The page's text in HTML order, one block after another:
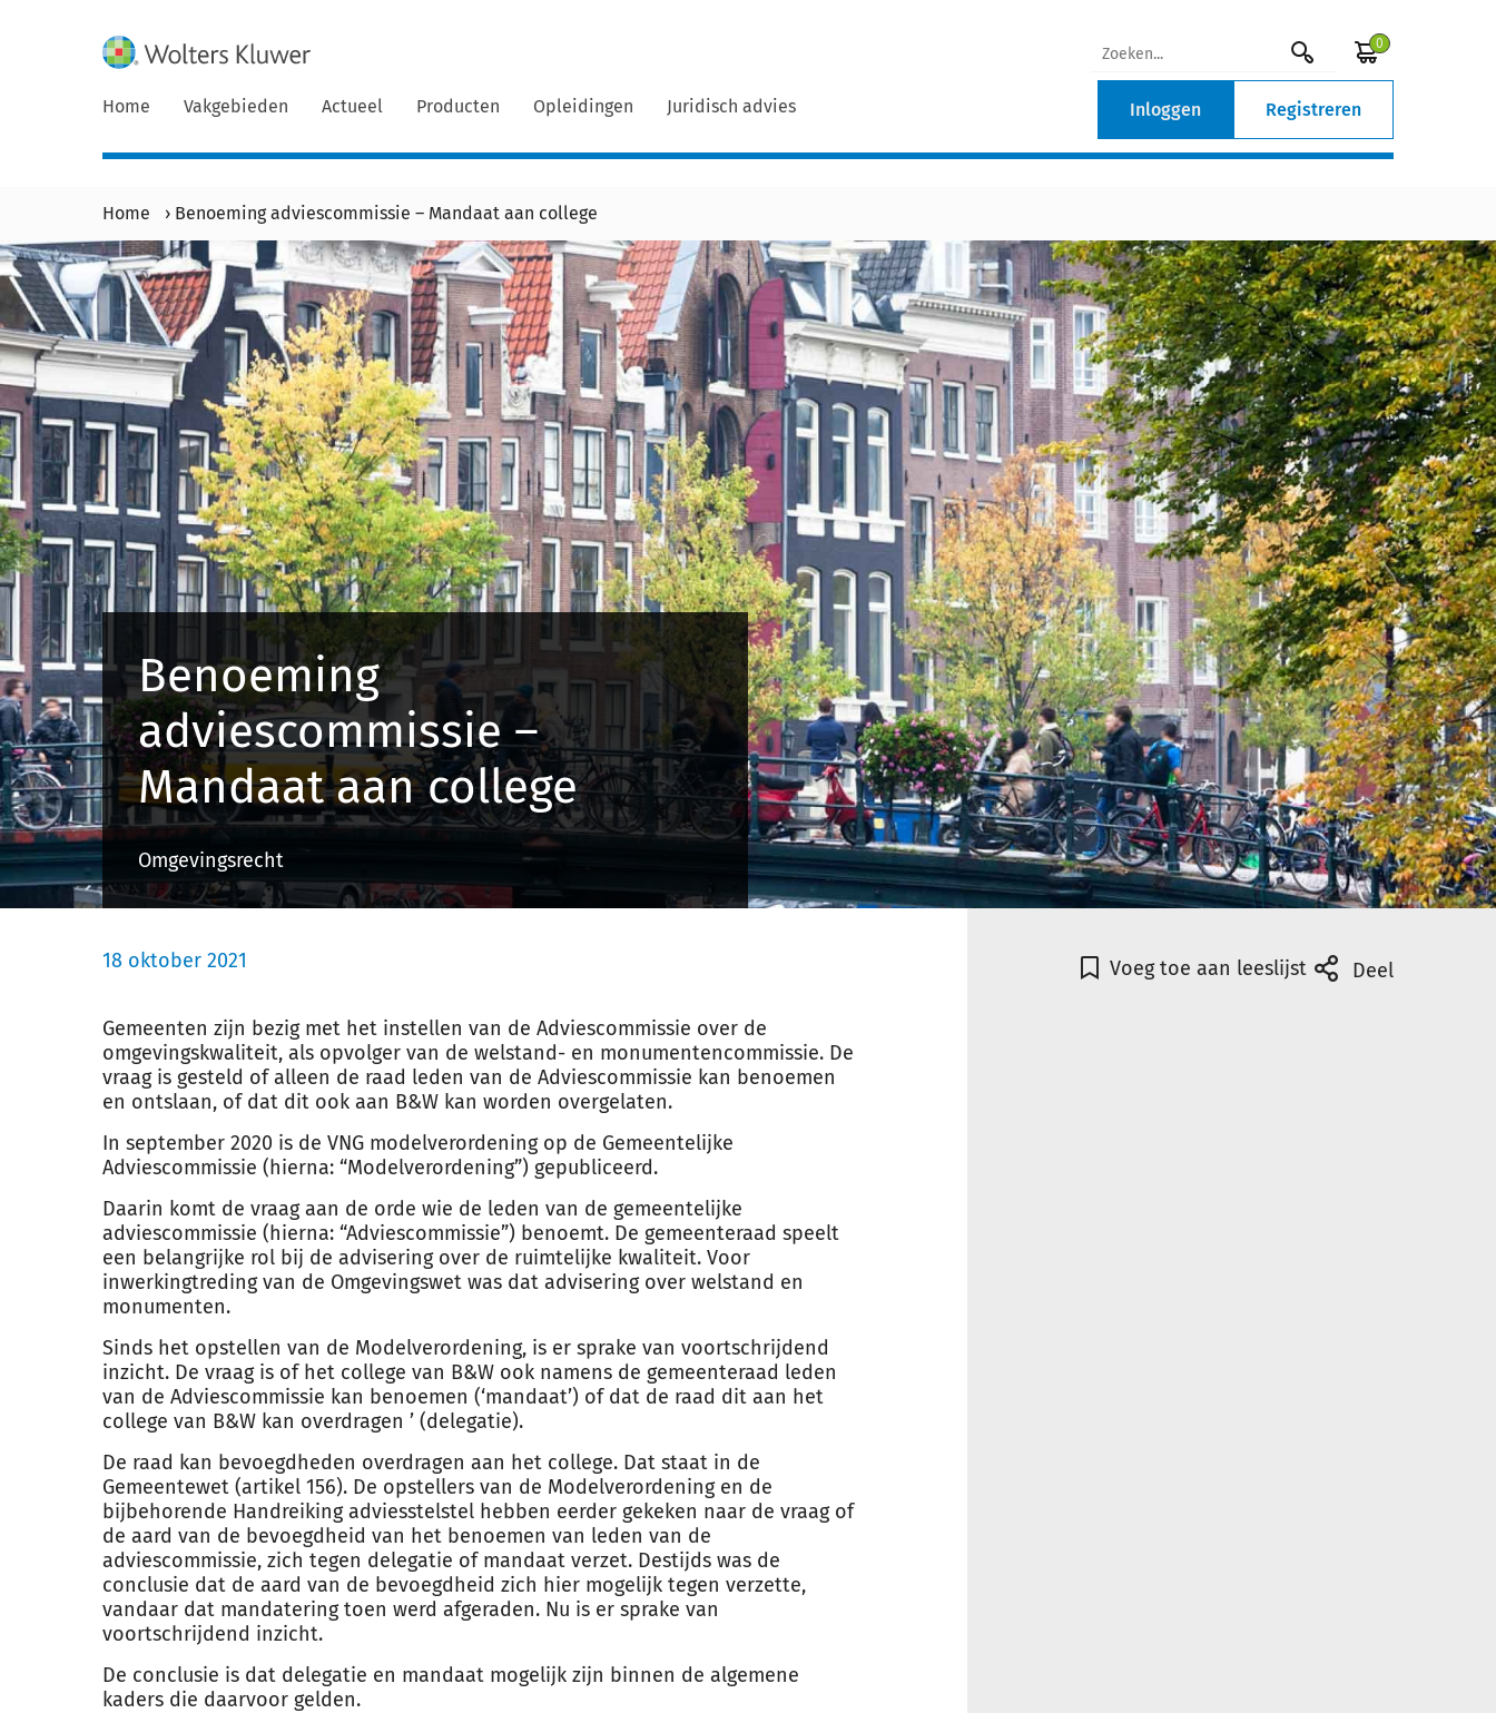
0
Home Vakgebieden Actueel Producten Opleidingen Juridisch advies Inloggen Registreren
Home › Benoeming adviescommissie – Mandaat aan college
Benoeming
adviescommissie –
Mandaat aan college
Omgevingsrecht
18 oktober 2021
Gemeenten zijn bezig met het instellen van de Adviescommissie over de
omgevingskwaliteit, als opvolger van de welstand- en monumentencommissie. De
vraag is gesteld of alleen de raad leden van de Adviescommissie kan benoemen
en ontslaan, of dat dit ook aan B&W kan worden overgelaten.
In september 2020 is de VNG modelverordening op de Gemeentelijke
Adviescommissie (hierna: “Modelverordening”) gepubliceerd.
Daarin komt de vraag aan de orde wie de leden van de gemeentelijke
adviescommissie (hierna: “Adviescommissie”) benoemt. De gemeenteraad speelt
een belangrijke rol bij de advisering over de ruimtelijke kwaliteit. Voor
inwerkingtreding van de Omgevingswet was dat advisering over welstand en
monumenten.
Sinds het opstellen van de Modelverordening, is er sprake van voortschrijdend
inzicht. De vraag is of het college van B&W ook namens de gemeenteraad leden
van de Adviescommissie kan benoemen (‘mandaat’) of dat de raad dit aan het
college van B&W kan overdragen ’ (delegatie).
De raad kan bevoegdheden overdragen aan het college. Dat staat in de
Gemeentewet (artikel 156). De opstellers van de Modelverordening en de
bijbehorende Handreiking adviesstelstel hebben eerder gekeken naar de vraag of
de aard van de bevoegdheid van het benoemen van leden van de
adviescommissie, zich tegen delegatie of mandaat verzet. Destijds was de
conclusie dat de aard van de bevoegdheid zich hier mogelijk tegen verzette,
vandaar dat mandatering toen werd afgeraden. Nu is er sprake van
voortschrijdend inzicht.
De conclusie is dat delegatie en mandaat mogelijk zijn binnen de algemene
kaders die daarvoor gelden.
Voeg toe aan leeslijst Deel